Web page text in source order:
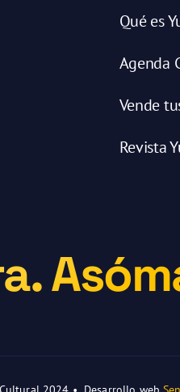
Qué es
Agenda
Vende
Revista